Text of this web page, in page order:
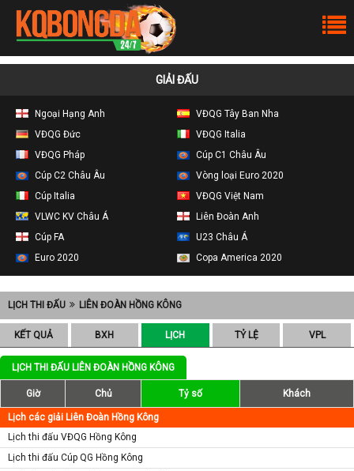
GIẢI ĐẤU
Ngoại Hạng Anh
VĐQG Tây Ban Nha
VĐQG Đức
VĐQG Italia
VĐQG Pháp
Cúp C1 Châu Âu
Cúp C2 Châu Âu
Vòng loại Euro 2020
Cúp Italia
VĐQG Việt Nam
VLWC KV Châu Á
Liên Đoàn Anh
Cúp FA
U23 Châu Á
Euro 2020
Copa America 2020
LỊCH THI ĐẤU LIÊN ĐOÀN HỒNG KÔNG
KẾT QUẢ BXH LỊCH TỶ LỆ VPL
LỊCH THI ĐẤU LIÊN ĐOÀN HỒNG KÔNG
Giờ Chủ Tỷ số Khách
Lịch các giải Liên Đoàn Hồng Kông
Lịch thi đấu VĐQG Hồng Kông
Lịch thi đấu Cúp QG Hồng Kông